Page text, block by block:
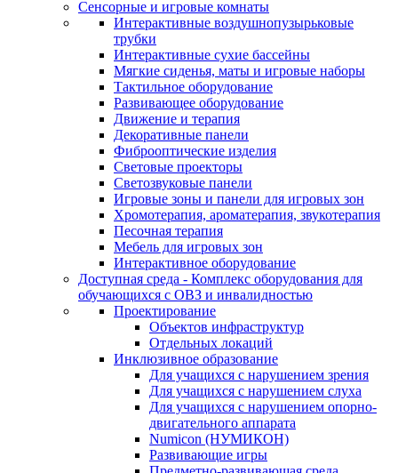
Сенсорные и игровые комнаты
Интерактивные воздушнопузырьковые
трубки
Интерактивные сухие бассейны
Мягкие сиденья, маты и игровые наборы
Тактильное оборудование
Развивающее оборудование
Движение и терапия
Декоративные панели
Фиброоптические изделия
Световые проекторы
Светозвуковые панели
Игровые зоны и панели для игровых зон
Хромотерапия, ароматерапия, звукотерапия
Песочная терапия
Мебель для игровых зон
Интерактивное оборудование
Доступная среда - Комплекс оборудования для
обучающихся с ОВЗ и инвалидностью
Проектирование
Объектов инфраструктур
Отдельных локаций
Инклюзивное образование
Для учащихся с нарушением зрения
Для учащихся с нарушением слуха
Для учащихся с нарушением опорно-
двигательного аппарата
Numicon (НУМИКОН)
Развивающие игры